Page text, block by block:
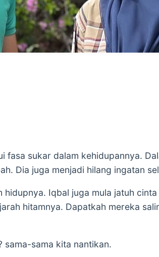
fasa sukar dalam kehidupannya.
Dia juga menjadi hilang ingatan
Iqbal juga mula jatuh
hitamnya. Dapatkah mereka
sama-sama kita nantikan.